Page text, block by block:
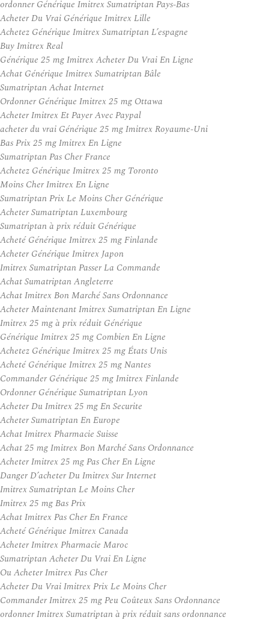
ordonner Générique Imitrex Sumatriptan Pays-Bas
Acheter Du Vrai Générique Imitrex Lille
Achetez Générique Imitrex Sumatriptan L’espagne
Buy Imitrex Real
Générique 25 mg Imitrex Acheter Du Vrai En Ligne
Achat Générique Imitrex Sumatriptan Bâle
Sumatriptan Achat Internet
Ordonner Générique Imitrex 25 mg Ottawa
Acheter Imitrex Et Payer Avec Paypal
acheter du vrai Générique 25 mg Imitrex Royaume-Uni
Bas Prix 25 mg Imitrex En Ligne
Sumatriptan Pas Cher France
Achetez Générique Imitrex 25 mg Toronto
Moins Cher Imitrex En Ligne
Sumatriptan Prix Le Moins Cher Générique
Acheter Sumatriptan Luxembourg
Sumatriptan à prix réduit Générique
Acheté Générique Imitrex 25 mg Finlande
Acheter Générique Imitrex Japon
Imitrex Sumatriptan Passer La Commande
Achat Sumatriptan Angleterre
Achat Imitrex Bon Marché Sans Ordonnance
Acheter Maintenant Imitrex Sumatriptan En Ligne
Imitrex 25 mg à prix réduit Générique
Générique Imitrex 25 mg Combien En Ligne
Achetez Générique Imitrex 25 mg États Unis
Acheté Générique Imitrex 25 mg Nantes
Commander Générique 25 mg Imitrex Finlande
Ordonner Générique Sumatriptan Lyon
Acheter Du Imitrex 25 mg En Securite
Acheter Sumatriptan En Europe
Achat Imitrex Pharmacie Suisse
Achat 25 mg Imitrex Bon Marché Sans Ordonnance
Acheter Imitrex 25 mg Pas Cher En Ligne
Danger D’acheter Du Imitrex Sur Internet
Imitrex Sumatriptan Le Moins Cher
Imitrex 25 mg Bas Prix
Achat Imitrex Pas Cher En France
Acheté Générique Imitrex Canada
Acheter Imitrex Pharmacie Maroc
Sumatriptan Acheter Du Vrai En Ligne
Ou Acheter Imitrex Pas Cher
Acheter Du Vrai Imitrex Prix Le Moins Cher
Commander Imitrex 25 mg Peu Coûteux Sans Ordonnance
ordonner Imitrex Sumatriptan à prix réduit sans ordonnance